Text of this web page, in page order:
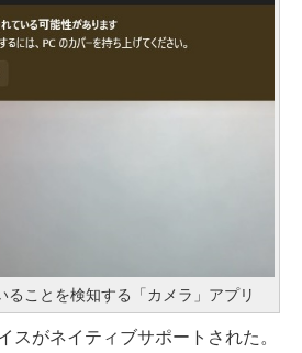
ることを検知する「カメラ」アプリ
がネイティブサポートされた。